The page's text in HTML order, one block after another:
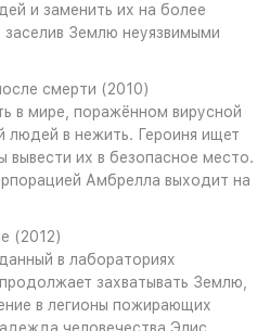
и заменить их на более
Землю неуязвимыми
смерти (2010)
в мире, поражённом вирусной
в нежить. Героиня ищет
вывести их в безопасное место.
Амбрелла выходит на
(2012)
в лабораториях
захватывать Землю,
в легионы пожирающих